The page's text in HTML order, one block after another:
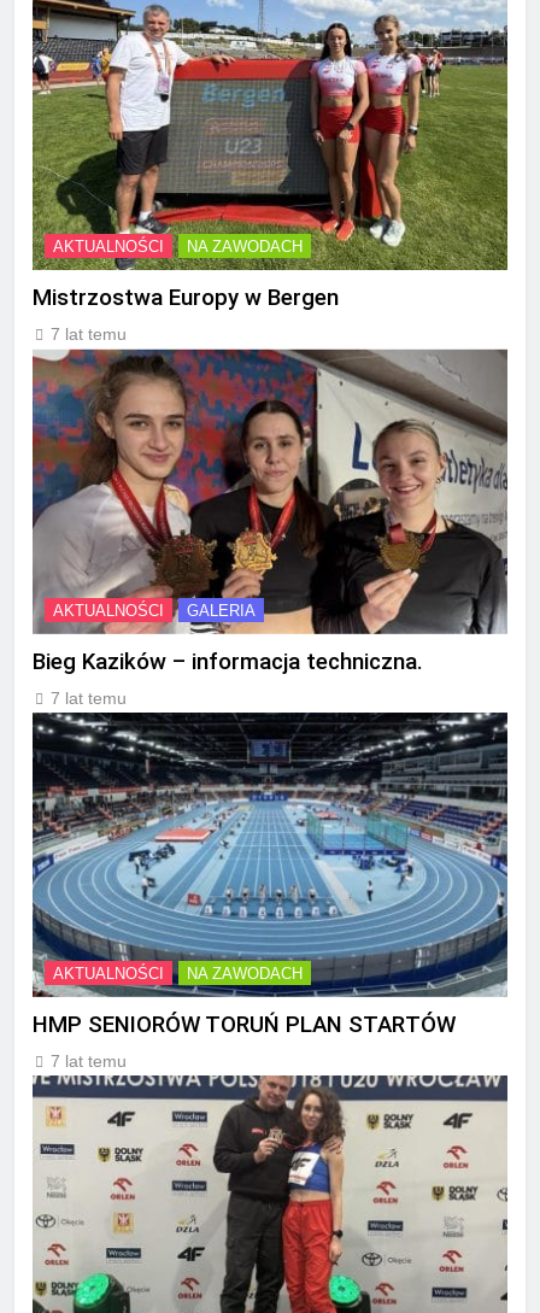
AKTUALNOŚCI NA ZAWODACH
Mistrzostwa Europy w Bergen
7 lat temu
AKTUALNOŚCI GALERIA
Bieg Kazików – informacja techniczna.
7 lat temu
AKTUALNOŚCI NA ZAWODACH
HMP SENIORÓW TORUŃ PLAN STARTÓW
7 lat temu